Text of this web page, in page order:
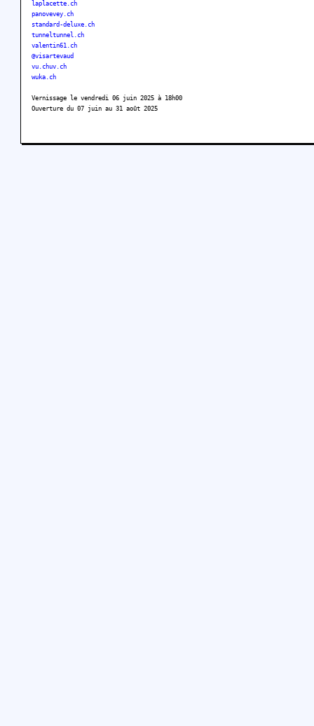
laplacette.ch
panovevey.ch
standard-deluxe.ch
tunneltunnel.ch
valentin61.ch
@visartevaud
vu.chuv.ch
wuka.ch
Vernissage le vendredi 06 juin 2025 à 18h00
Ouverture du 07 juin au 31 août 2025